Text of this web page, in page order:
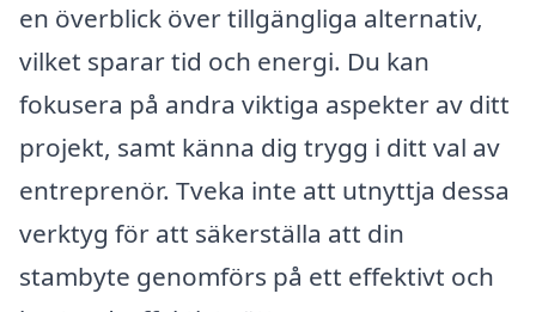
en överblick över tillgängliga alternativ,
vilket sparar tid och energi. Du kan
fokusera på andra viktiga aspekter av ditt
projekt, samt känna dig trygg i ditt val av
entreprenör. Tveka inte att utnyttja dessa
verktyg för att säkerställa att din
stambyte genomförs på ett effektivt och